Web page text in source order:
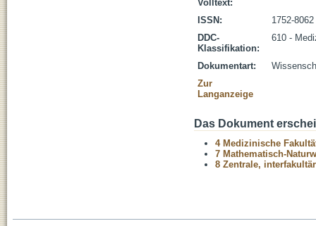
Volltext:
ISSN:
1752-8062
DDC-
Klassifikation:
610 -
Dokumentart:
Zur
Langanzeige
Das Dokument
4 Medizinische
7 Mathematisch-
8 Zentrale,